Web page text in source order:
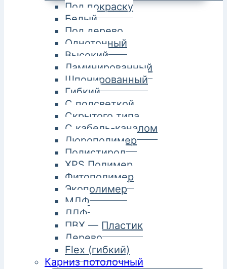
Под покраску
Белый
Под дерево
Однотонный
Высокий
Ламинированный
Шпонированный
Гибкий
С подсветкой
Скрытого типа
С кабель-каналом
Дюрополимер
Полистирол
XPS Полимер
Фитополимер
Экополимер
МДФ
ЛДФ
ПВХ — Пластик
Дерево
Flex (гибкий)
Карниз потолочный